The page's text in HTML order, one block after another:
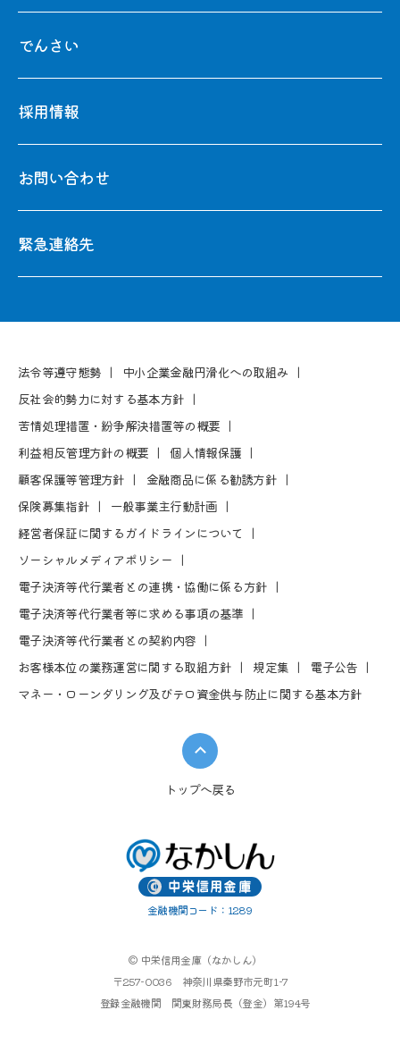
でんさい
採用情報
お問い合わせ
緊急連絡先
法令等遵守態勢
中⼩企業⾦融円滑化への取組み
反社会的勢⼒に対する基本⽅針
苦情処理措置・紛争解決措置等の概要
利益相反管理⽅針の概要
個⼈情報保護
顧客保護等管理⽅針
⾦融商品に係る勧誘⽅針
保険募集指針
⼀般事業主⾏動計画
経営者保証に関するガイドラインについて
ソーシャルメディアポリシー
電⼦決済等代⾏業者との連携・協働に係る⽅針
電⼦決済等代⾏業者等に求める事項の基準
電⼦決済等代⾏業者との契約内容
お客様本位の業務運営に関する取組⽅針
規定集
電⼦公告
マネー・ローンダリング及びテロ資金供与防止に関する基本方針
トップへ戻る
金融機関コード：1289
© 中栄信用金庫（なかしん）
〒257-0036 神奈川県秦野市元町1-7
登録金融機関 関東財務局長（登金）第194号